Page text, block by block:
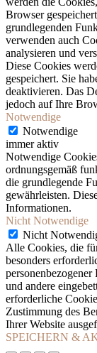
Browser
grundlegenden
verwenden auch
analysieren und
Diese Cookies
gespeichert. Sie
deaktivieren. Das
jedoch auf Ihre
Notwendige
Notwendige
immer aktiv
Notwendige
ordnungsgemäß
die grundlegende
gewährleisten.
Informationen.
Nicht Notwendige
Nicht
Alle Cookies, die
besonders
und andere
erforderliche
Zustimmung des
Ihrer Website
SPEICHERN &